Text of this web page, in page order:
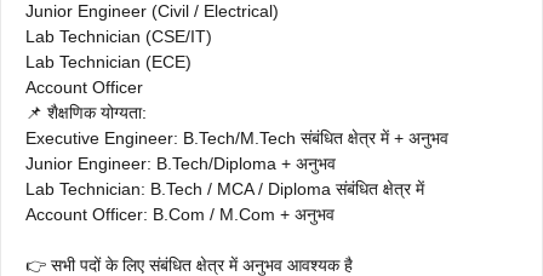
Junior Engineer (Civil / Electrical)
Lab Technician (CSE/IT)
Lab Technician (ECE)
Account Officer
📌 शैक्षणिक योग्यता:
Executive Engineer: B.Tech/M.Tech संबंधित क्षेत्र में + अनुभव
Junior Engineer: B.Tech/Diploma + अनुभव
Lab Technician: B.Tech / MCA / Diploma संबंधित क्षेत्र में
Account Officer: B.Com / M.Com + अनुभव
👉 सभी पदों के लिए संबंधित क्षेत्र में अनुभव आवश्यक है